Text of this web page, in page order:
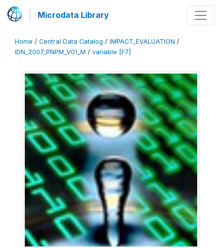
Microdata Library
Home / Central Data Catalog / IMPACT_EVALUATION /
IDN_2007_PNPM_V01_M / variable [F7]